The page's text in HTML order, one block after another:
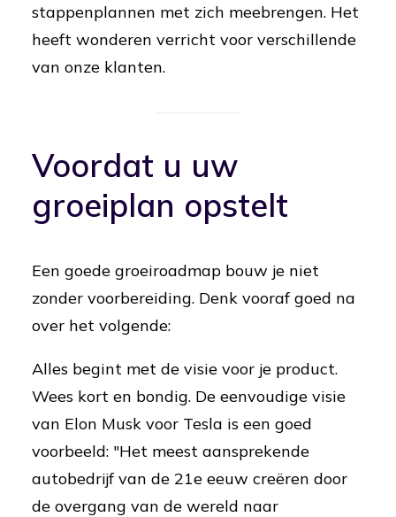
stappenplannen met zich meebrengen. Het
heeft wonderen verricht voor verschillende
van onze klanten.
Voordat u uw
groeiplan opstelt
Een goede groeiroadmap bouw je niet
zonder voorbereiding. Denk vooraf goed na
over het volgende:
Alles begint met de visie voor je product.
Wees kort en bondig. De eenvoudige visie
van Elon Musk voor Tesla is een goed
voorbeeld: "Het meest aansprekende
autobedrijf van de 21e eeuw creëren door
de overgang van de wereld naar